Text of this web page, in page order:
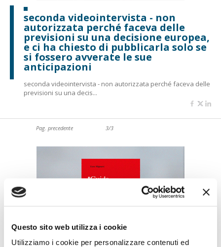
Questo sito web utilizza i cookie
Utilizziamo i cookie per personalizzare contenuti ed
seconda videointervista - non
autorizzata perché faceva delle
previsioni su una decisione europea,
e ci ha chiesto di pubblicarla solo se
si fossero avverate le sue
anticipazioni
seconda videointervista - non autorizzata perché faceva delle
previsioni su una decis...
Pag. precedente 3/3